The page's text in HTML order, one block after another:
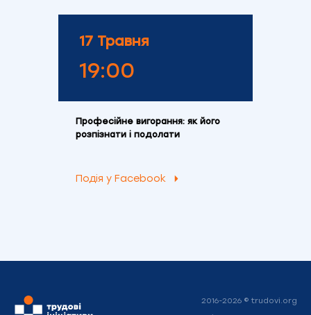
17 Травня
19:00
Професійне вигорання: як його
розпізнати і подолати
Подія у Facebook
2016-2026 © trudovi.org